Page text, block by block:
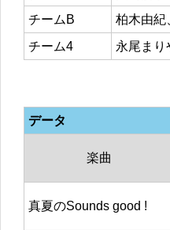
チームB
柏木由紀
チーム4
永尾まり
データ
楽曲
真夏のSounds good !